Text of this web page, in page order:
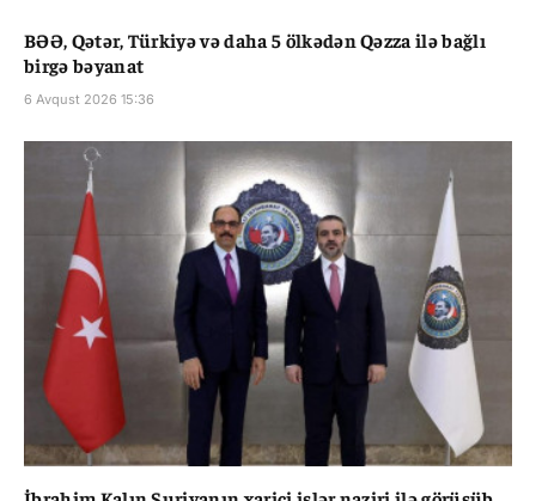
BƏƏ, Qətər, Türkiyə və daha 5 ölkədən Qəzza ilə bağlı
birgə bəyanat
6 Avqust 2026 15:36